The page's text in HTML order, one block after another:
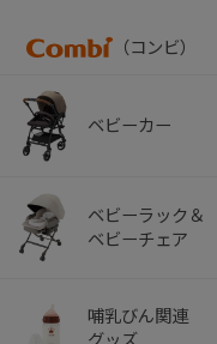
（コンビ）
ベビーカー
ベビーラック＆
ベビーチェア
哺乳びん関連